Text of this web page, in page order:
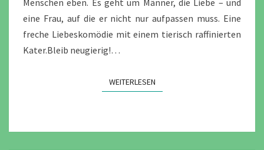
Menschen eben. Es geht um Männer, die Liebe – und
eine Frau, auf die er nicht nur aufpassen muss. Eine
freche Liebeskomödie mit einem tierisch raffinierten
Kater.Bleib neugierig!…
WEITERLESENWEITERLESEN